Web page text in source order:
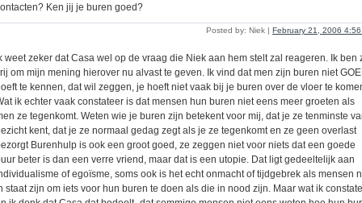
Ken jij je buren goed?
Posted by: Niek | February 21, 2006 4:56
Ik weet zeker dat Casa wel op de vraag die Niek aan hem stelt zal reageren. Ik ben
om mijn mening hierover nu alvast te geven. Ik vind dat men zijn buren niet
te kennen, dat wil zeggen, je hoeft niet vaak bij je buren over de vloer te
ik echter vaak constateer is dat mensen hun buren niet eens meer groeten als
ze tegenkomt. Weten wie je buren zijn betekent voor mij, dat je ze tenminste
kent, dat je ze normaal gedag zegt als je ze tegenkomt en ze geen overlast
Burenhulp is ook een groot goed, ze zeggen niet voor niets dat een goede
beter is dan een verre vriend, maar dat is een utopie. Dat ligt gedeeltelijk aan
of egoïsme, soms ook is het echt onmacht of tijdgebrek als mensen
staat zijn om iets voor hun buren te doen als die in nood zijn. Maar wat ik